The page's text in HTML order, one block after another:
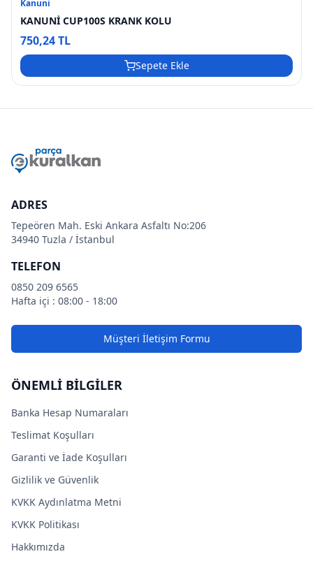
Kanuni
KANUNİ CUP100S KRANK KOLU
750,24 TL
Sepete Ekle
ADRES
Tepeören Mah. Eski Ankara Asfaltı No:206
34940 Tuzla / İstanbul
TELEFON
0850 209 6565
Hafta içi : 08:00 - 18:00
Müşteri İletişim Formu
ÖNEMLİ BİLGİLER
Banka Hesap Numaraları
Teslimat Koşulları
Garanti ve İade Koşulları
Gizlilik ve Güvenlik
KVKK Aydınlatma Metni
KVKK Politikası
Hakkımızda